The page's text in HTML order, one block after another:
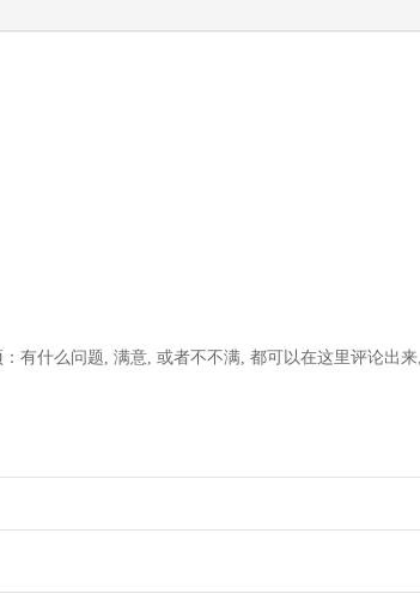
有什么问题, 满意, 或者不不满, 都可以在这里评论出